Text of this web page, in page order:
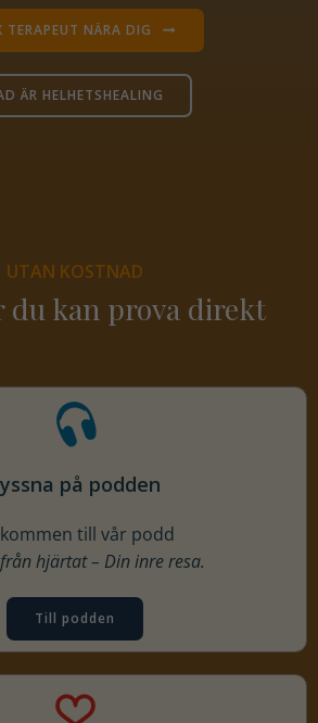
TERAPEUT NÄRA DIG
ÄR HELHETSHEALING
UTAN KOSTNAD
du kan prova direkt
på podden
till vår podd
hjärtat – Din inre resa.
Till podden